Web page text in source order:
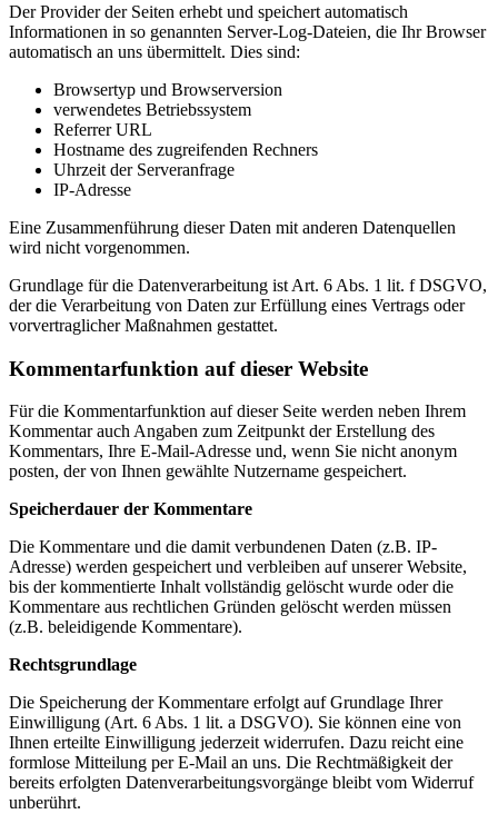
Der Provider der Seiten erhebt und speichert automatisch
Informationen in so genannten Server-Log-Dateien, die Ihr Browser
automatisch an uns übermittelt. Dies sind:
Browsertyp und Browserversion
verwendetes Betriebssystem
Referrer URL
Hostname des zugreifenden Rechners
Uhrzeit der Serveranfrage
IP-Adresse
Eine Zusammenführung dieser Daten mit anderen Datenquellen
wird nicht vorgenommen.
Grundlage für die Datenverarbeitung ist Art. 6 Abs. 1 lit. f DSGVO,
der die Verarbeitung von Daten zur Erfüllung eines Vertrags oder
vorvertraglicher Maßnahmen gestattet.
Kommentarfunktion auf dieser Website
Für die Kommentarfunktion auf dieser Seite werden neben Ihrem
Kommentar auch Angaben zum Zeitpunkt der Erstellung des
Kommentars, Ihre E-Mail-Adresse und, wenn Sie nicht anonym
posten, der von Ihnen gewählte Nutzername gespeichert.
Speicherdauer der Kommentare
Die Kommentare und die damit verbundenen Daten (z.B. IP-
Adresse) werden gespeichert und verbleiben auf unserer Website,
bis der kommentierte Inhalt vollständig gelöscht wurde oder die
Kommentare aus rechtlichen Gründen gelöscht werden müssen
(z.B. beleidigende Kommentare).
Rechtsgrundlage
Die Speicherung der Kommentare erfolgt auf Grundlage Ihrer
Einwilligung (Art. 6 Abs. 1 lit. a DSGVO). Sie können eine von
Ihnen erteilte Einwilligung jederzeit widerrufen. Dazu reicht eine
formlose Mitteilung per E-Mail an uns. Die Rechtmäßigkeit der
bereits erfolgten Datenverarbeitungsvorgänge bleibt vom Widerruf
unberührt.